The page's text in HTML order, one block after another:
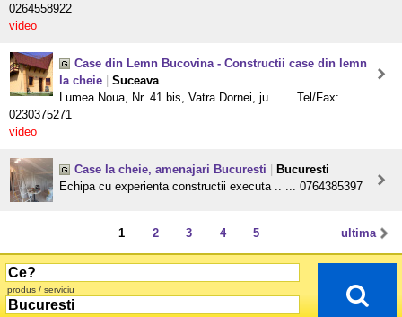
0264558922
video
Case din Lemn Bucovina - Constructii case din lemn
la cheie
Suceava
Lumea Noua, Nr. 41 bis, Vatra Dornei, ju .. ... Tel/Fax:
0230375271
video
Case la cheie, amenajari Bucuresti
Bucuresti
Echipa cu experienta constructii executa .. ... 0764385397
ultima
1 2 3 4 5
produs / serviciu